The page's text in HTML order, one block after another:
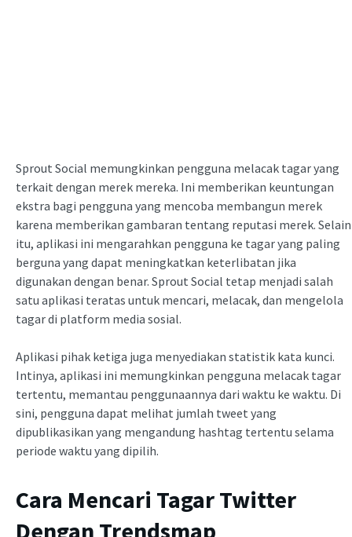
Sprout Social memungkinkan pengguna melacak tagar yang
terkait dengan merek mereka. Ini memberikan keuntungan
ekstra bagi pengguna yang mencoba membangun merek
karena memberikan gambaran tentang reputasi merek. Selain
itu, aplikasi ini mengarahkan pengguna ke tagar yang paling
berguna yang dapat meningkatkan keterlibatan jika
digunakan dengan benar. Sprout Social tetap menjadi salah
satu aplikasi teratas untuk mencari, melacak, dan mengelola
tagar di platform media sosial.
Aplikasi pihak ketiga juga menyediakan statistik kata kunci.
Intinya, aplikasi ini memungkinkan pengguna melacak tagar
tertentu, memantau penggunaannya dari waktu ke waktu. Di
sini, pengguna dapat melihat jumlah tweet yang
dipublikasikan yang mengandung hashtag tertentu selama
periode waktu yang dipilih.
Cara Mencari Tagar Twitter
Dengan Trendsmap